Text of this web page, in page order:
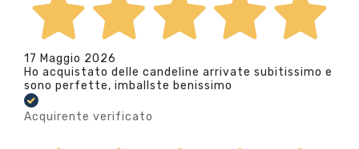
17 Maggio 2026
Ho acquistato delle candeline arrivate subitissimo e
sono perfette, imballste benissimo
Acquirente verificato